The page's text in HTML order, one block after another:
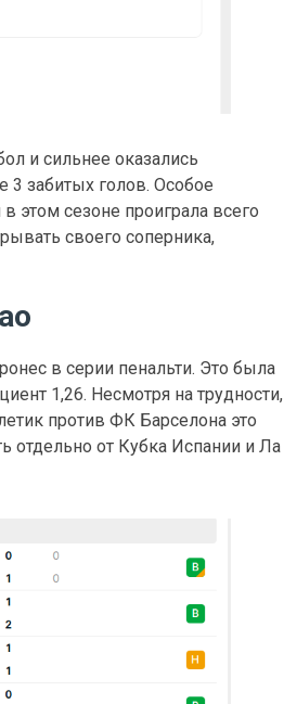
и сильнее оказались
3 забитых голов. Особое
этом сезоне проиграла всего
своего соперника,
в серии пенальти. Это была
1,26. Несмотря на трудности,
против ФК Барселона это
отдельно от Кубка Испании и Ла